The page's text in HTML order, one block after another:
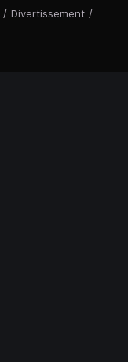
/ Divertissement /